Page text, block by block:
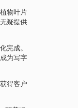
物叶片
疑提供
完成。
为写字
得客户